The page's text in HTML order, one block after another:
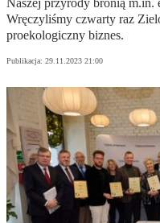
Naszej przyrody bronią m.in.
Wręczyliśmy czwarty raz
proekologiczny biznes.
Publikacja: 29.11.2023 21:00